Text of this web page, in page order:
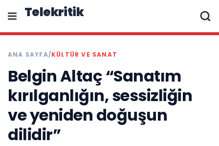
Telekritik
ANA SAYFA/KÜLTÜR VE SANAT
Belgin Altaç “Sanatım
kırılganlığın, sessizliğin
ve yeniden doğuşun
dilidir”